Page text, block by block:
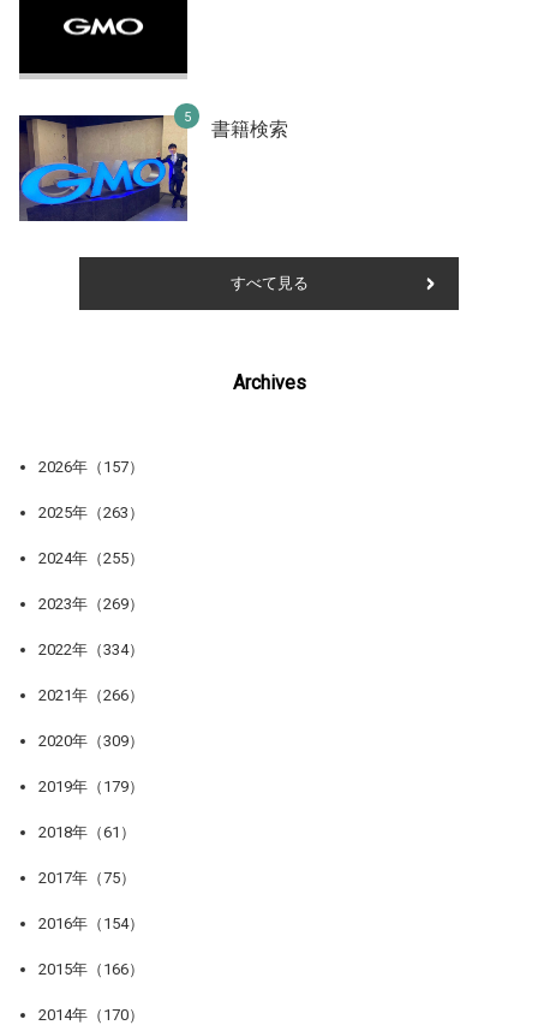
書籍検索
すべて見る
Archives
2026年（157）
2025年（263）
2024年（255）
2023年（269）
2022年（334）
2021年（266）
2020年（309）
2019年（179）
2018年（61）
2017年（75）
2016年（154）
2015年（166）
2014年（170）